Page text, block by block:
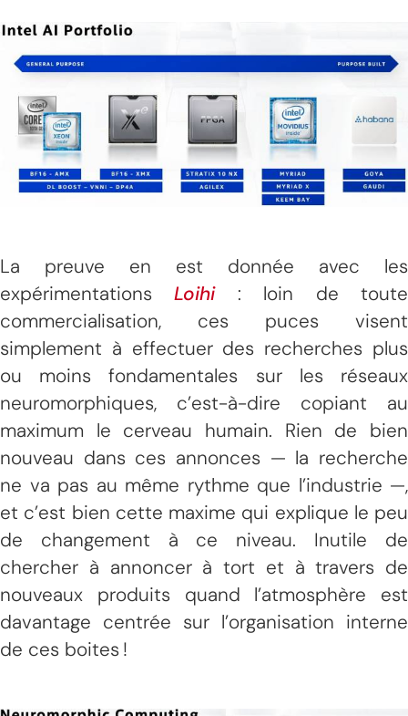
La preuve en est donnée avec les
expérimentationsLoihi: loin de toute
commercialisation, ces puces visent
simplement à effectuer des recherches plus
ou moins fondamentales sur les réseaux
neuromorphiques, c’est-à-dire copiant au
maximum le cerveau humain. Rien de bien
nouveau dans ces annonces — la recherche
ne va pas au même rythme que l’industrie —,
et c’est bien cette maxime qui explique le peu
de changement à ce niveau. Inutile de
chercher à annoncer à tort et à travers de
nouveaux produits quand l’atmosphère est
davantage centrée sur l’organisation interne
de ces boites !